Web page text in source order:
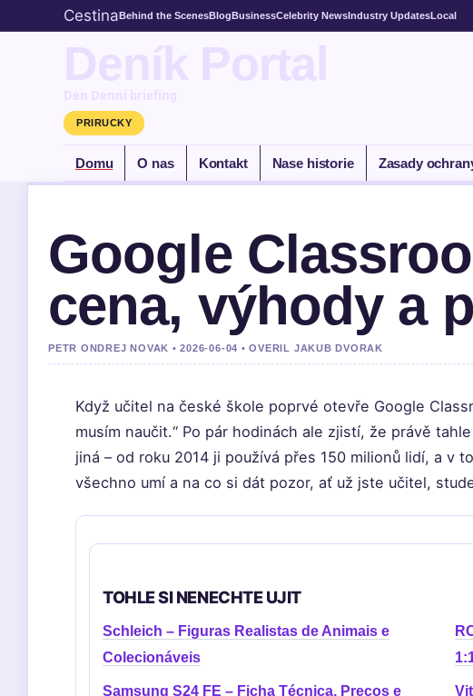
CestinaBehind the ScenesBlogBusinessCelebrity NewsIndustry UpdatesLocal
Deník Portal
Den Denni briefing
PRIRUCKY
Domu O nas Kontakt Nase historie Zasady
Google
cena, výhody a
PETR ONDREJ NOVAK • 2026-06-04 • OVERIL JAKUB DVORAK
Když učitel na české škole poprvé otevře Google
musím naučit.“ Po pár hodinách ale zjistí, že právě
jiná – od roku 2014 ji používá přes 150 milionů lidí, a v
všechno umí a na co si dát pozor, ať už jste učitel,
TOHLE SI NENECHTE UJIT
Schleich – Figuras Realistas de Animais e
Colecionáveis
Samsung S24 FE – Ficha Técnica, Preços e